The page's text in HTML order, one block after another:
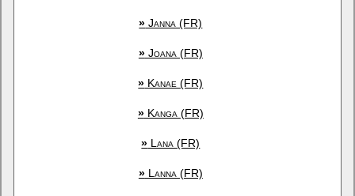
» Janna (FR)
»Joana (FR)
» Kanae (FR)
»Kanga (FR)
» Lana (FR)
»Lanna (FR)